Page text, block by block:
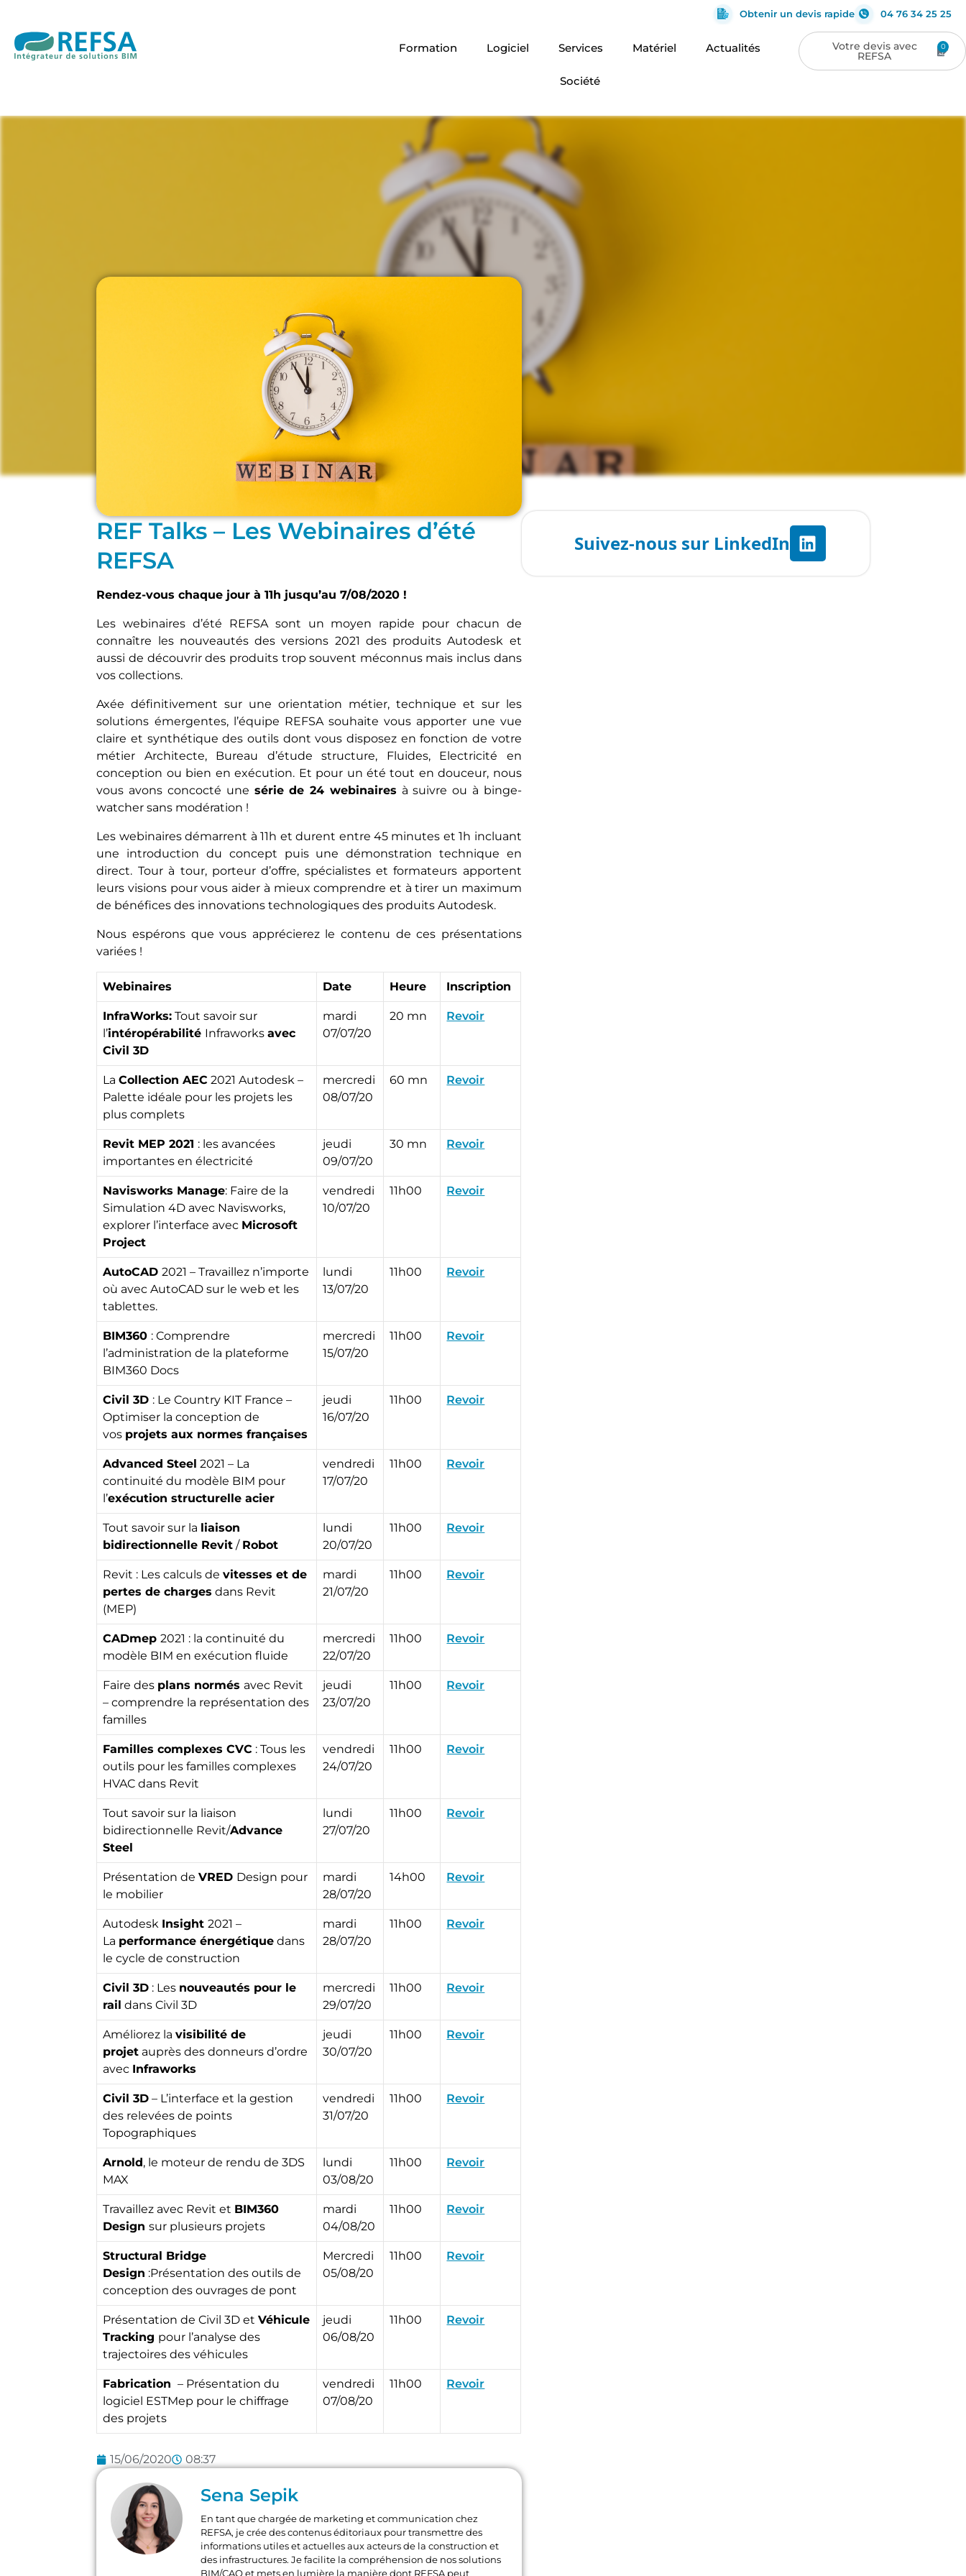
Obtenir un devis rapide 04 76 34 25 25
Formation Logiciel Services Matériel Actualités
Société
0
Infrastructure,Management du BIM Structure
REF Talks – Les Webinaires d’été
REFSA
Rendez-vous chaque jour à 11h jusqu’au 7/08/2020 !
Les webinaires d’été REFSA sont un moyen rapide pour chacun de
connaître les nouveautés des versions 2021 des produits Autodesk et
aussi de découvrir des produits trop souvent méconnus mais inclus dans
vos collections.
Axée définitivement sur une orientation métier, technique et sur les
solutions émergentes, l’équipe REFSA souhaite vous apporter une vue
claire et synthétique des outils dont vous disposez en fonction de votre
métier Architecte, Bureau d’étude structure, Fluides, Electricité en
conception ou bien en exécution. Et pour un été tout en douceur, nous
vous avons concocté une série de 24 webinaires à suivre ou à binge-
watcher sans modération !
Les webinaires démarrent à 11h et durent entre 45 minutes et 1h incluant
une introduction du concept puis une démonstration technique en
direct. Tour à tour, porteur d’offre, spécialistes et formateurs apportent
leurs visions pour vous aider à mieux comprendre et à tirer un maximum
de bénéfices des innovations technologiques des produits Autodesk.
Nous espérons que vous apprécierez le contenu de ces présentations
variées !
Webinaires Date Heure Inscription
InfraWorks: Tout savoir sur
l’intéropérabilité Infraworksavec
Civil 3D
mardi
07/07/20
20 mn Revoir
LaCollection AEC 2021 Autodesk –
Palette idéale pour les projets les
plus complets
mercredi
08/07/20
60 mn Revoir
Revit MEP 2021 : les avancées
importantes en électricité
jeudi
09/07/20
30 mn Revoir
Navisworks Manage: Faire de la
Simulation 4D avec Navisworks,
explorer l’interface avec Microsoft
Project
vendredi
10/07/20
11h00 Revoir
AutoCAD2021 – Travaillez n’importe
où avec AutoCAD sur le web et les
tablettes.
lundi
13/07/20
11h00 Revoir
BIM360 : Comprendre
l’administration de la plateforme
BIM360 Docs
mercredi
15/07/20
11h00 Revoir
Civil 3D : Le Country KIT France –
Optimiser la conception de
vos projets aux normes françaises
jeudi
16/07/20
11h00 Revoir
Advanced Steel 2021 – La
continuité du modèle BIM pour
l’exécution structurelle acier
vendredi
17/07/20
11h00 Revoir
Tout savoir sur la liaison
bidirectionnelle Revit / Robot
lundi
20/07/20
11h00 Revoir
Revit : Les calculs devitesses et de
pertes de charges dans Revit
(MEP)
mardi
21/07/20
11h00 Revoir
CADmep2021 : la continuité du
modèle BIM en exécution fluide
mercredi
22/07/20
11h00 Revoir
Faire des plans normés avec Revit
– comprendre la représentation des
familles
jeudi
23/07/20
11h00 Revoir
Familles complexes CVC : Tous les
outils pour les familles complexes
HVAC dans Revit
vendredi
24/07/20
11h00 Revoir
Tout savoir sur la liaison
bidirectionnelle Revit/Advance
Steel
lundi
27/07/20
11h00 Revoir
Présentation deVRED Design pour
le mobilier
mardi
28/07/20
14h00 Revoir
Autodesk Insight2021 –
La performance énergétique dans
le cycle de construction
mardi
28/07/20
11h00 Revoir
Civil 3D : Les nouveautés pour le
rail dans Civil 3D
mercredi
29/07/20
11h00 Revoir
Améliorez lavisibilité de
projet auprès des donneurs d’ordre
avec Infraworks
jeudi
30/07/20
11h00 Revoir
Civil 3D – L’interface et la gestion
des relevées de points
Topographiques
vendredi
31/07/20
11h00 Revoir
Arnold, le moteur de rendu de 3DS
MAX
lundi
03/08/20
11h00 Revoir
Travaillez avec Revit et BIM360
Designsur plusieurs projets
mardi
04/08/20
11h00 Revoir
Structural Bridge
Design :Présentation des outils de
conception des ouvrages de pont
Mercredi
05/08/20
11h00 Revoir
Présentation de Civil 3D etVéhicule
Tracking pour l’analyse des
trajectoires des véhicules
jeudi
06/08/20
11h00 Revoir
Fabrication – Présentation du
logiciel ESTMep pour le chiffrage
des projets
vendredi
07/08/20
11h00 Revoir
15/06/2020 08:37
Sena Sepik
En tant que chargée de marketing et communication chez
REFSA, je crée des contenus éditoriaux pour transmettre des
informations utiles et actuelles aux acteurs de la construction et
des infrastructures. Je facilite la compréhension de nos solutions
BIM/CAO et mets en lumière la manière dont REFSA peut